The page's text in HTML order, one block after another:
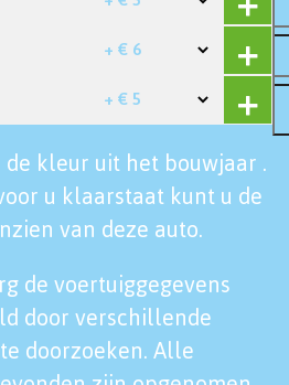
+ € 6
+ € 5
kleur uit het bouwjaar .
u klaarstaat kunt u de
van deze auto.
de voertuiggegevens
door verschillende
doorzoeken. Alle